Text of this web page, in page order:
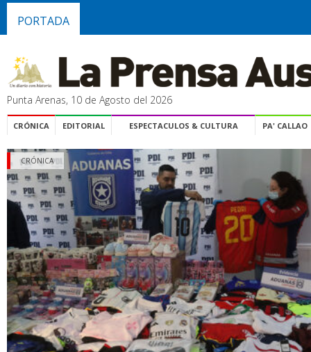
PORTADA
Punta Arenas, 10 de Agosto del 2026
CRÓNICA EDITORIAL ESPECTACULOS & CULTURA PA' CALLAO
CRÓNICA